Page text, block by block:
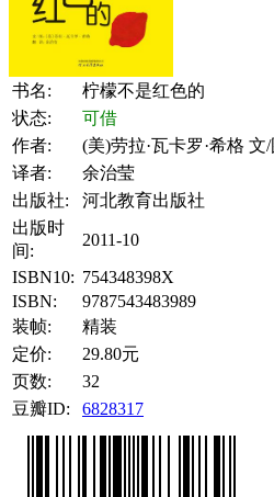
书名:
柠檬不是红色的
状态:
可借
作者:
(美)劳拉·瓦卡罗·希格 文/
译者:
余治莹
出版社:
河北教育出版社
出版时
间:
2011-10
ISBN10: 754348398X
ISBN:
9787543483989
装帧:
精装
定价:
29.80元
页数:
32
豆瓣ID:
6828317